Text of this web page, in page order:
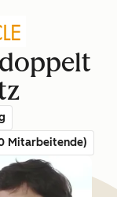
Mitarbeitende)